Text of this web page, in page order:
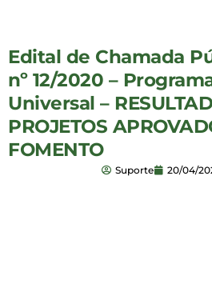
Edital de Chamada
nº 12/2020 –
Universal –
PROJETOS
FOMENTO
Suporte 20/04/